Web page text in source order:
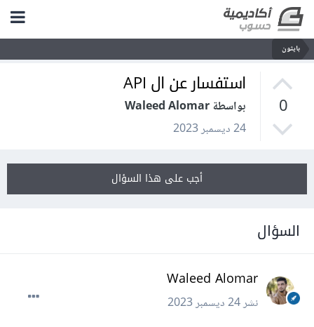
بايثون
0
استفسار عن ال API
بواسطة Waleed Alomar
24 ديسمبر 2023
أجب على هذا السؤال
السؤال
Waleed Alomar
نشر24 ديسمبر 2023